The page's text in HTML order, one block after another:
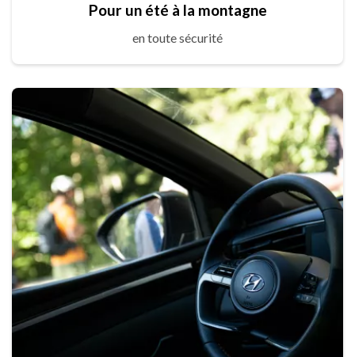
Pour un été à la montagne
en toute sécurité